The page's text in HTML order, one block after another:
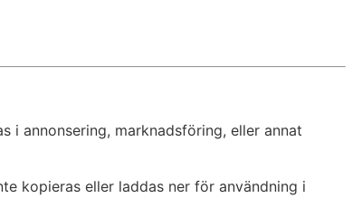
i annonsering, marknadsföring, eller annat
kopieras eller laddas ner för användning i